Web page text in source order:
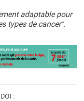
adaptable pour
types de cancer".
: